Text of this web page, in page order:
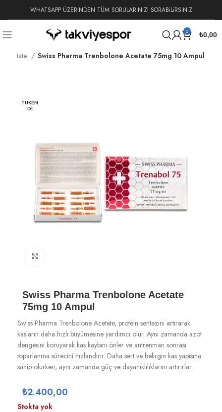
WHATSAPP ÜZERİNDEN TÜM SORULARINIZI SORABiLiRSiNiZ
0 ₺0,00
Acetate Swiss Pharma Trenbolone Acetate 75mg 10 Ampul
TÜKEN
DI
Swiss Pharma Trenbolone Acetate
75mg 10 Ampul
Swiss Pharma Trenbolone Acetate, protein sentezini artırarak
kasların daha hızlı büyümesine yardımcı olur. Aynı zamanda azot
dengesini koruyarak kas kaybını önler ve antrenman sonrası
toparlanma sürecini hızlandırır. Daha sert ve belirgin kas yapısına
sahip olurken, aynı zamanda güç ve dayanıklılıklarını artırırlar.
₺2.400,00
Stokta yok